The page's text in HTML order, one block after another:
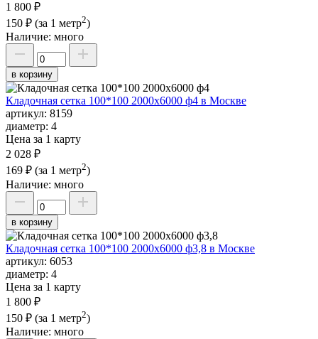
1 800 ₽
150 ₽ (за 1 метр2)
Наличие: много
в корзину
Кладочная сетка 100*100 2000х6000 ф4 в Москве
артикул: 8159
диаметр: 4
Цена за 1 карту
2 028 ₽
169 ₽ (за 1 метр2)
Наличие: много
в корзину
Кладочная сетка 100*100 2000х6000 ф3,8 в Москве
артикул: 6053
диаметр: 4
Цена за 1 карту
1 800 ₽
150 ₽ (за 1 метр2)
Наличие: много